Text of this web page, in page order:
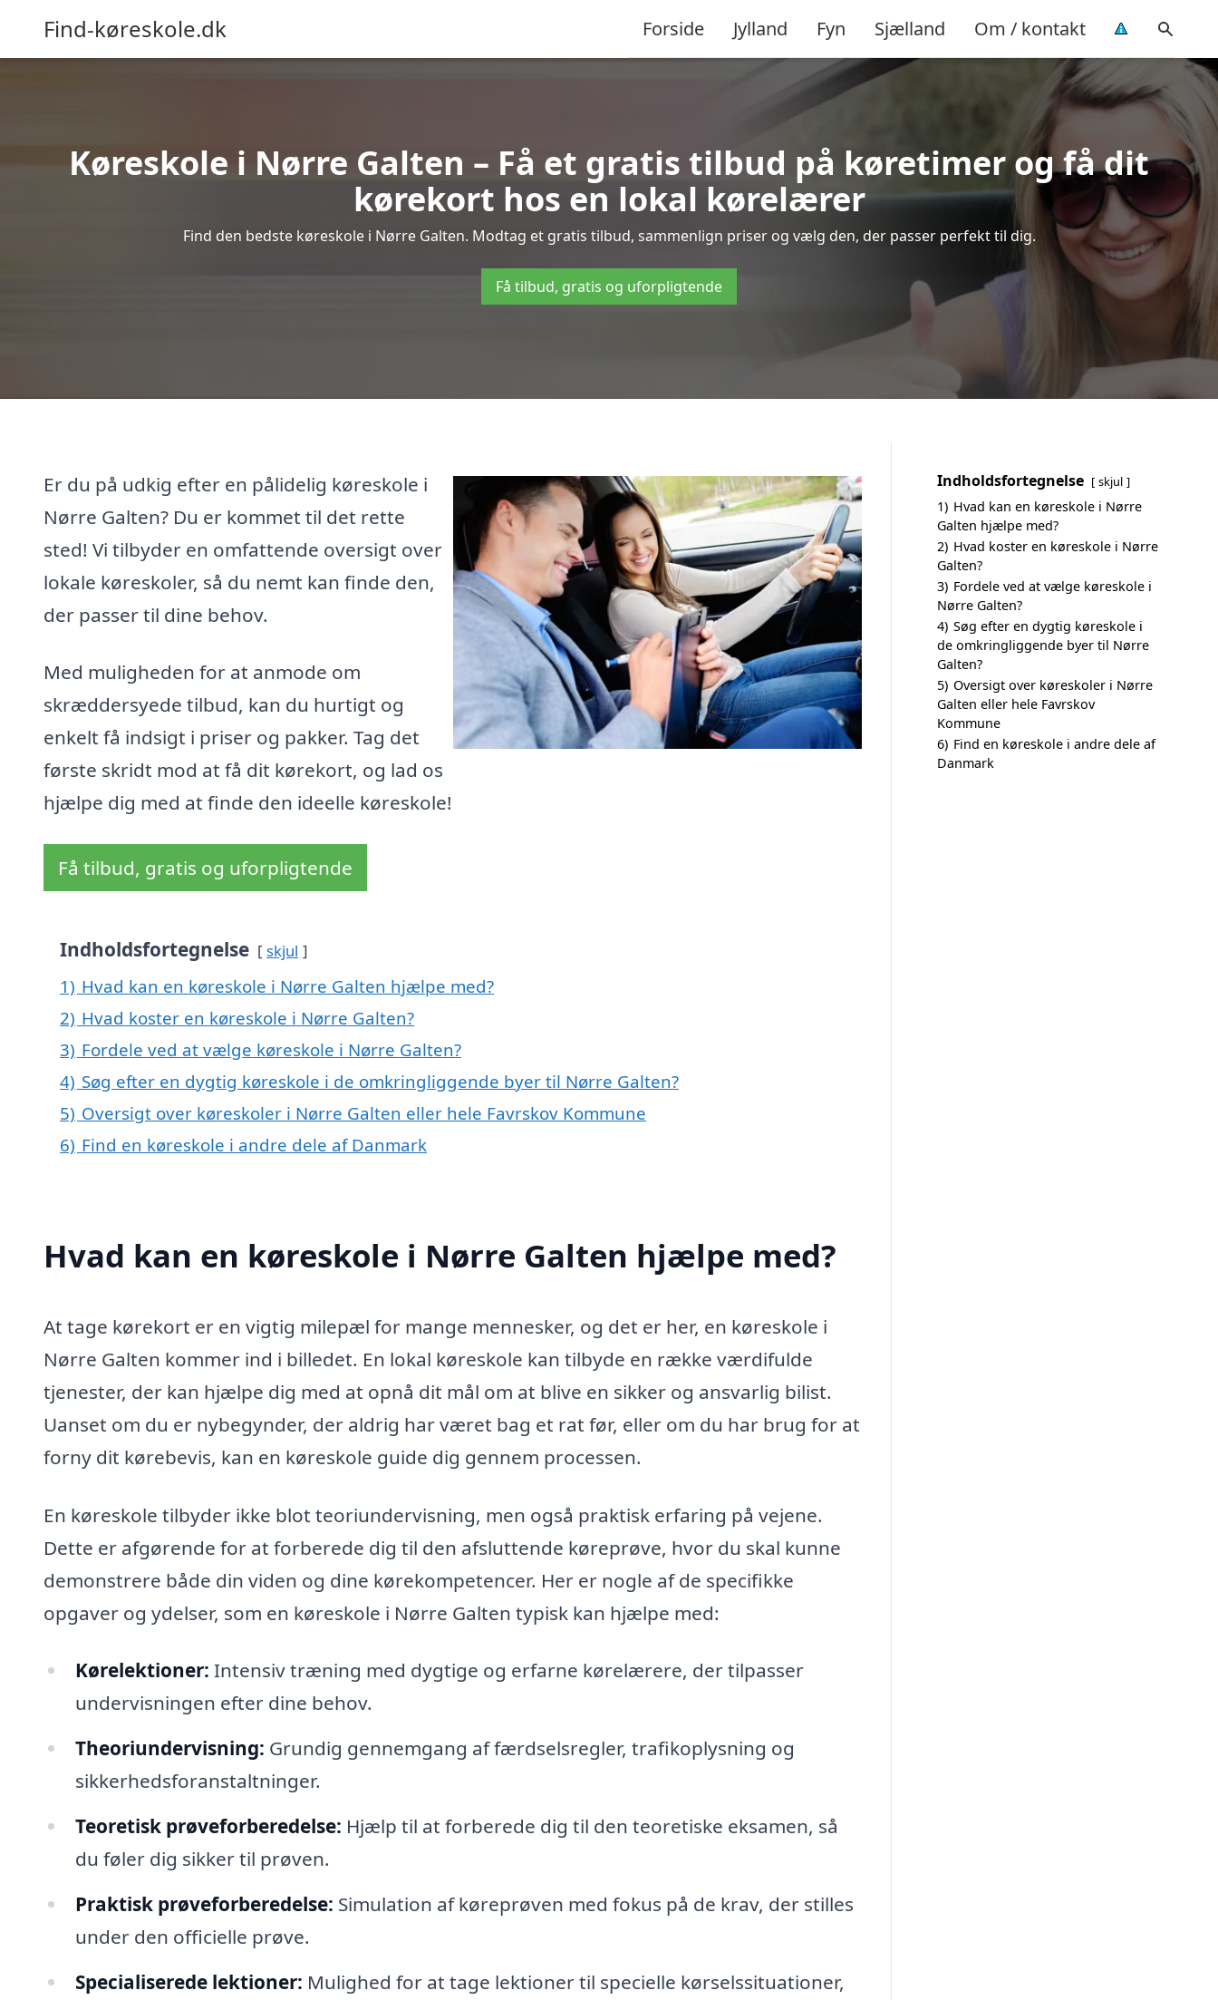
Find-køreskole.dk Forside Jylland Fyn Sjælland Om / kontakt
Køreskole i Nørre Galten – Få et gratis tilbud på køretimer og få dit
kørekort hos en lokal kørelærer
Find den bedste køreskole i Nørre Galten. Modtag et gratis tilbud, sammenlign priser og vælg den, der passer perfekt til dig.
Få tilbud, gratis og uforpligtende
Er du på udkig efter en pålidelig køreskole i
Nørre Galten? Du er kommet til det rette
sted! Vi tilbyder en omfattende oversigt over
lokale køreskoler, så du nemt kan finde den,
der passer til dine behov.
Med muligheden for at anmode om
skræddersyede tilbud, kan du hurtigt og
enkelt få indsigt i priser og pakker. Tag det
første skridt mod at få dit kørekort, og lad os
hjælpe dig med at finde den ideelle køreskole!
Få tilbud, gratis og uforpligtende
Indholdsfortegnelse skjul
1) Hvad kan en køreskole i Nørre Galten hjælpe med?
2) Hvad koster en køreskole i Nørre Galten?
3) Fordele ved at vælge køreskole i Nørre Galten?
4) Søg efter en dygtig køreskole i de omkringliggende byer til Nørre Galten?
5) Oversigt over køreskoler i Nørre Galten eller hele Favrskov Kommune
6) Find en køreskole i andre dele af Danmark
Hvad kan en køreskole i Nørre Galten hjælpe med?
At tage kørekort er en vigtig milepæl for mange mennesker, og det er her, en køreskole i
Nørre Galten kommer ind i billedet. En lokal køreskole kan tilbyde en række værdifulde
tjenester, der kan hjælpe dig med at opnå dit mål om at blive en sikker og ansvarlig bilist.
Uanset om du er nybegynder, der aldrig har været bag et rat før, eller om du har brug for at
forny dit kørebevis, kan en køreskole guide dig gennem processen.
En køreskole tilbyder ikke blot teoriundervisning, men også praktisk erfaring på vejene.
Dette er afgørende for at forberede dig til den afsluttende køreprøve, hvor du skal kunne
demonstrere både din viden og dine kørekompetencer. Her er nogle af de specifikke
opgaver og ydelser, som en køreskole i Nørre Galten typisk kan hjælpe med:
Kørelektioner: Intensiv træning med dygtige og erfarne kørelærere, der tilpasser
undervisningen efter dine behov.
Theoriundervisning: Grundig gennemgang af færdselsregler, trafikoplysning og
sikkerhedsforanstaltninger.
Teoretisk prøveforberedelse: Hjælp til at forberede dig til den teoretiske eksamen, så
du føler dig sikker til prøven.
Praktisk prøveforberedelse: Simulation af køreprøven med fokus på de krav, der stilles
under den officielle prøve.
Specialiserede lektioner: Mulighed for at tage lektioner til specielle kørselssituationer,
Indholdsfortegnelse skjul
1) Hvad kan en køreskole i Nørre
Galten hjælpe med?
2) Hvad koster en køreskole i Nørre
Galten?
3) Fordele ved at vælge køreskole i
Nørre Galten?
4) Søg efter en dygtig køreskole i
de omkringliggende byer til Nørre
Galten?
5) Oversigt over køreskoler i Nørre
Galten eller hele Favrskov
Kommune
6) Find en køreskole i andre dele af
Danmark